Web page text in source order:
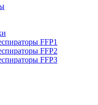
FFP1
FFP2
FFP3